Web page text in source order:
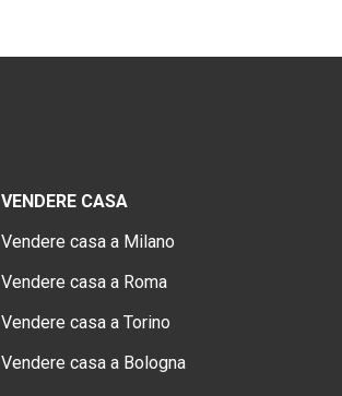
VENDERE CASA
Vendere casa a Milano
Vendere casa a Roma
Vendere casa a Torino
Vendere casa a Bologna